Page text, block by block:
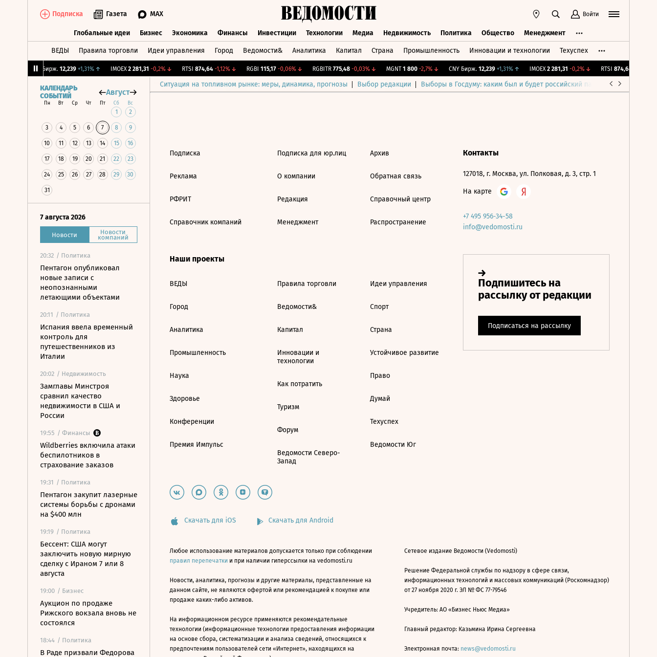
Подписка Газета MAX Войти
Глобальные идеи Бизнес Экономика Финансы Инвестиции Технологии Медиа Недвижимость Политика Общество Менеджмент
ВЕДЫ Правила торговли Идеи управления Город Ведомости& Аналитика Капитал Страна Промышленность Инновации и технологии Техуспех
CNY Бирж. 12,239 +1,31%↑ IMOEX 2 281,31 -0,2%↓ RTSI 874,64 -1,12%↓ RGBI 115,17 -0,06%↓ RGBITR 775,48 -0,03%↓ MGNT 1 800 -2,7%↓ CNY Бирж. 12,239 +1,31%↑ IMOEX 2 281,31 -0,2%↓ RTSI 874,64
Ситуация на топливном рынке: меры, динамика, прогнозы Выбор редакции Выборы в Госдуму: каким был и будет российский парламент
КАЛЕНДАРЬ
СОБЫТИЙ
Август
Пн Вт Ср Чт Пт Сб Вс
1 2
3 4 5 6 7 8 9
10 11 12 13 14 15 16
17 18 19 20 21 22 23
24 25 26 27 28 29 30
31
7 августа 2026
Новости Новости
компаний
20:32 / Политика
Пентагон опубликовал
новые записи с
неопознанными
летающими объектами
20:11 / Политика
Испания ввела временный
контроль для
путешественников из
Италии
20:02 / Недвижимость
Замглавы Минстроя
сравнил качество
недвижимости в США и
России
19:55 / Финансы
Wildberries включила атаки
беспилотников в
страхование заказов
19:31 / Политика
Пентагон закупит лазерные
системы борьбы с дронами
на $400 млн
19:19 / Политика
Бессент: США могут
заключить новую мирную
сделку с Ираном 7 или 8
августа
19:00 / Бизнес
Аукцион по продаже
Рижского вокзала вновь не
состоялся
18:44 / Политика
В Раде призвали Федорова
Подписка
Реклама
РФРИТ
Справочник компаний
Подписка для юр.лиц
О компании
Редакция
Менеджмент
Архив
Обратная связь
Справочный центр
Распространение
Наши проекты
ВЕДЫ
Город
Аналитика
Промышленность
Наука
Здоровье
Конференции
Премия Импульс
Правила торговли
Ведомости&
Капитал
Инновации и
технологии
Как потратить
Туризм
Форум
Ведомости Северо-
Запад
Идеи управления
Спорт
Страна
Устойчивое развитие
Право
Думай
Техуспех
Ведомости Юг
Контакты
127018, г. Москва, ул. Полковая, д. 3, стр. 1
На карте
+7 495 956-34-58
info@vedomosti.ru
Скачать для iOS Скачать для Android
Любое использование материалов допускается только при соблюдении
правил перепечатки и при наличии гиперссылки на vedomosti.ru
Новости, аналитика, прогнозы и другие материалы, представленные на
данном сайте, не являются офертой или рекомендацией к покупке или
продаже каких-либо активов.
На информационном ресурсе применяются рекомендательные
технологии (информационные технологии предоставления информации
на основе сбора, систематизации и анализа сведений, относящихся к
предпочтениям пользователей сети «Интернет», находящихся на
Сетевое издание Ведомости (Vedomosti)
Решение Федеральной службы по надзору в сфере связи,
информационных технологий и массовых коммуникаций (Роскомнадзор)
от 27 ноября 2020 г. ЭЛ № ФС 77-79546
Учредитель: АО «Бизнес Ньюс Медиа»
Главный редактор: Казьмина Ирина Сергеевна
Электронная почта: news@vedomosti.ru